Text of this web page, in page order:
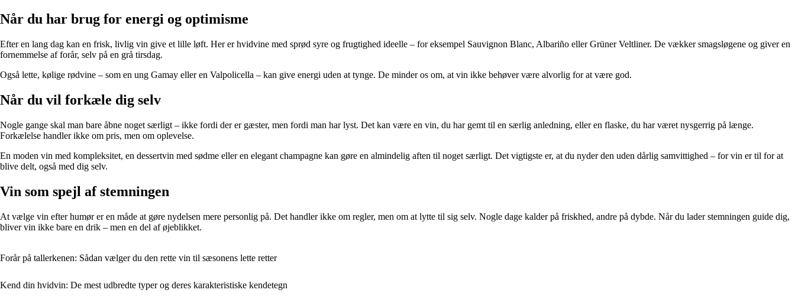
Når du har brug for energi og optimisme
Efter en lang dag kan en frisk, livlig vin give et lille løft. Her er hvidvine med sprød syre og frugtighed ideelle – for eksempel Sauvignon Blanc, Albariño eller Grüner Veltliner. De vækker smagsløgene og giver en
fornemmelse af forår, selv på en grå tirsdag.
Også lette, kølige rødvine – som en ung Gamay eller en Valpolicella – kan give energi uden at tynge. De minder os om, at vin ikke behøver være alvorlig for at være god.
Når du vil forkæle dig selv
Nogle gange skal man bare åbne noget særligt – ikke fordi der er gæster, men fordi man har lyst. Det kan være en vin, du har gemt til en særlig anledning, eller en flaske, du har været nysgerrig på længe.
Forkælelse handler ikke om pris, men om oplevelse.
En moden vin med kompleksitet, en dessertvin med sødme eller en elegant champagne kan gøre en almindelig aften til noget særligt. Det vigtigste er, at du nyder den uden dårlig samvittighed – for vin er til for at
blive delt, også med dig selv.
Vin som spejl af stemningen
At vælge vin efter humør er en måde at gøre nydelsen mere personlig på. Det handler ikke om regler, men om at lytte til sig selv. Nogle dage kalder på friskhed, andre på dybde. Når du lader stemningen guide dig,
bliver vin ikke bare en drik – men en del af øjeblikket.
Forår på tallerkenen: Sådan vælger du den rette vin til sæsonens lette retter
Kend din hvidvin: De mest udbredte typer og deres karakteristiske kendetegn